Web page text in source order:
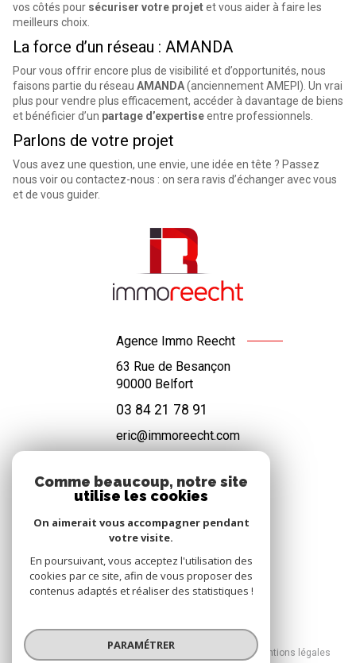
vos côtés pour sécuriser votre projetet vous aider à faire les
meilleurs choix.
La force d’un réseau : AMANDA
Pour vous offrir encore plus de visibilité et d’opportunités, nous
faisons partie du réseau AMANDA(anciennement AMEPI). Un vrai
plus pour vendre plus efficacement, accéder à davantage de biens
et bénéficier d’un partage d’expertiseentre professionnels.
Parlons de votre projet
Vous avez une question, une envie, une idée en tête ? Passez
nous voir ou contactez-nous : on sera ravis d’échanger avec vous
et de vous guider.
Agence Immo Reecht
63 Rue de Besançon
90000 Belfort
03 84 21 78 91
eric@immoreecht.com
NOS RÉSEAUX
Nous suivre
© 2026 | Tous droits réservés
Mentions légales
Comme beaucoup, notre site
utilise les cookies
On aimerait vous accompagner pendant
votre visite.
En poursuivant, vous acceptez l'utilisation des
cookies par ce site, afin de vous proposer des
contenus adaptés et réaliser des statistiques !
PARAMÉTRER